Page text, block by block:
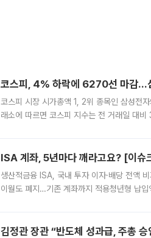
코스피, 4% 하락에 6270선 마감…
코스피 시장 시가총액 1, 2위 종목인 삼성전
래소에 따르면 코스피 지수는 전 거래일 대
ISA 계좌, 5년마다 깨라고요? [이슈
생산적금융 ISA, 국내 투자 이자·배당 전액
이월도 폐지…기존 계좌까지 적용청년형 납
김정관 장관 “반도체 성과급, 주총